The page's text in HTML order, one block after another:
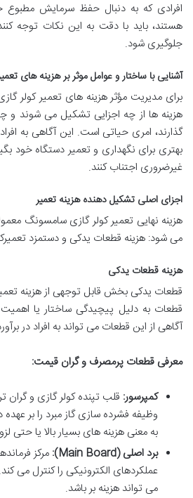
افرادی که به دنبال حفظ سرمایش
هستند، باید با دقت به این نکات توجه
جلوگیری شود.
آشنایی با ساختار و عوامل موثر بر هزینه های
برای مدیریت مؤثر هزینه های تعمیر کولر
هزینه ها از چه اجزایی تشکیل می شوند و
گذارند، امری حیاتی است. این آگاهی به
بهتری برای نگهداری و تعمیر دستگاه خود
غیرضروری اجتناب کنند.
اجزای اصلی تشکیل دهنده هزینه تعمیر
هزینه نهایی تعمیر کولر گازی سامسونگ
می شود: هزینه قطعات یدکی و دستمزد
هزینه قطعات یدکی
قطعات یدکی بخش قابل توجهی از هزینه
قطعات به دلیل پیچیدگی ساختار یا
آگاهی از این قطعات می تواند به افراد در
معرفی قطعات پرمصرف و گران قیمت:
کمپرسور: قلب تپنده کولر گازی و
وظیفه فشرده سازی گاز مبرد را بر عهده
به معنی هزینه های بسیار بالا یا
برد اصلی (Main Board):
مرکز
عملکردهای الکترونیکی را کنترل می
می تواند هزینه بر باشد.